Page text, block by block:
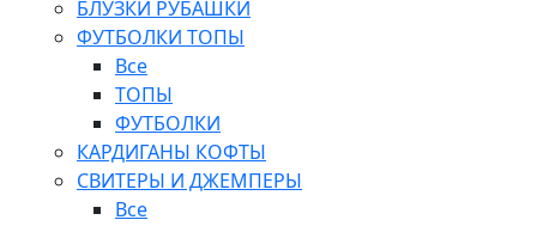
БЛУЗКИ РУБАШКИ
ФУТБОЛКИ ТОПЫ
Все
ТОПЫ
ФУТБОЛКИ
КАРДИГАНЫ КОФТЫ
СВИТЕРЫ И ДЖЕМПЕРЫ
Все